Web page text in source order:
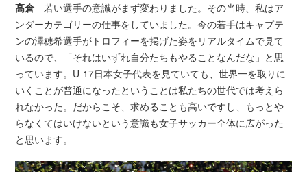
高倉 若い選手の意識がまず変わりました。その当時、私はア
ンダーカテゴリーの仕事をしていました。今の若手はキャプテ
ンの澤穂希選手がトロフィーを掲げた姿をリアルタイムで見て
いるので、「それはいずれ自分たちもやることなんだな」と思
っています。U-17日本女子代表を見ていても、世界一を取りに
いくことが普通になったということは私たちの世代では考えら
れなかった。だからこそ、求めることも高いですし、もっとや
らなくてはいけないという意識も女子サッカー全体に広がった
と思います。